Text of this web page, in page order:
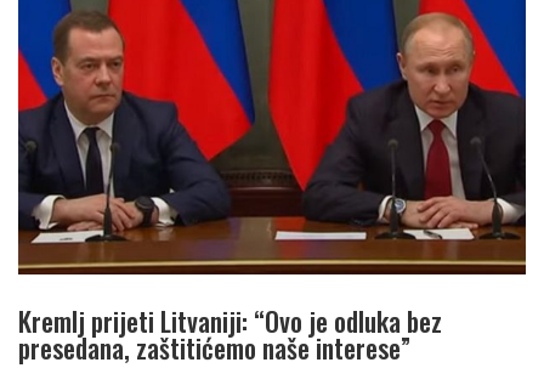
Kremlj prijeti Litvaniji: “Ovo je odluka bez
presedana, zaštitićemo naše interese”